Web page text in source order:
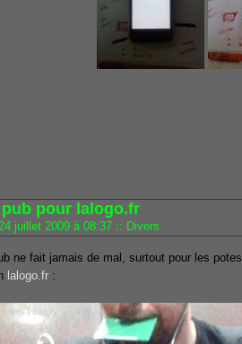
pour lalogo.fr
juillet 2009 à 08:37 :: Divers
ne fait jamais de mal, surtout pour les potes
lalogo.fr: